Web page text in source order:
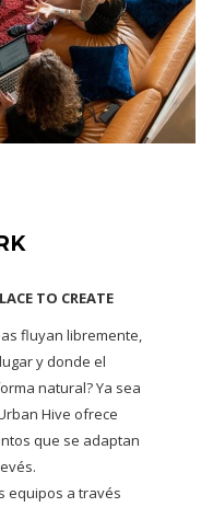
TO CREATE
fluyan libremente,
y donde el
natural? Ya sea
Hive ofrece
que se adaptan
equipos a través